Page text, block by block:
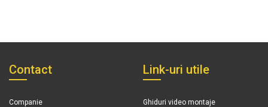
Contact
Companie
Link-uri utile
Ghiduri video montaje